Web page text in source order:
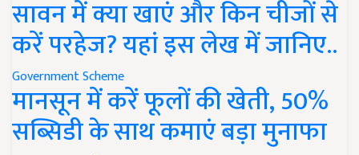
सावन में क्या खाएं और किन चीजों से
करें परहेज? यहां इस लेख में जानिए..
Government Scheme
मानसून में करें फूलों की खेती, 50%
सब्सिडी के साथ कमाएं बड़ा मुनाफा